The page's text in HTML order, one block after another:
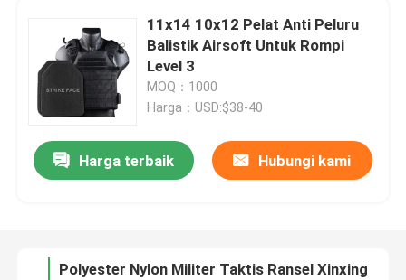
Rumah
Produk
video
Tur Pabrik
11x14 10x12 Pelat Anti Peluru
Balistik Airsoft Untuk Rompi
Level 3
MOQ：1000
Harga：USD:$38-40
Harga terbaik Hubungi kami
Polyester Nylon Militer Taktis Ransel Xinxing TL47 Multifungsi Multicam